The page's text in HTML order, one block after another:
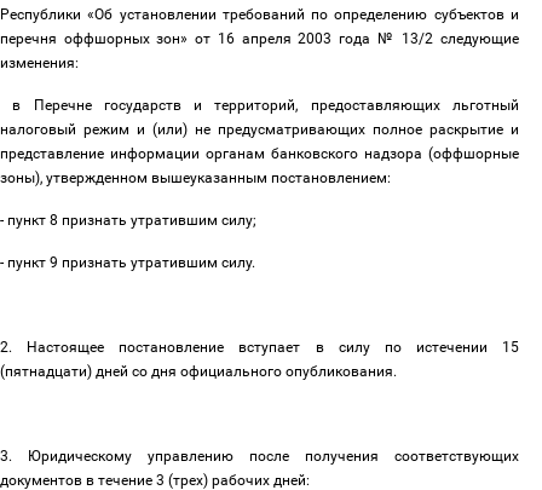
Республики «Об установлении требований по определению субъектов и
перечня оффшорных зон» от 16 апреля 2003 года № 13/2 следующие
изменения:
в Перечне государств и территорий, предоставляющих льготный
налоговый режим и (или) не предусматривающих полное раскрытие и
представление информации органам банковского надзора (оффшорные
зоны), утвержденном вышеуказанным постановлением:
- пункт 8 признать утратившим силу;
- пункт 9 признать утратившим силу.
2. Настоящее постановление вступает в силу по истечении 15
(пятнадцати) дней со дня официального опубликования.
3. Юридическому управлению после получения соответствующих
документов в течение 3 (трех) рабочих дней: